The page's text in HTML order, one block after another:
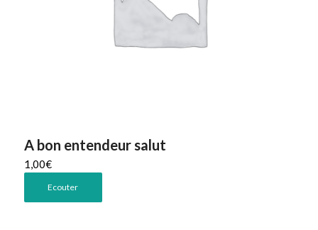
A bon entendeur salut
1,00€
Ecouter